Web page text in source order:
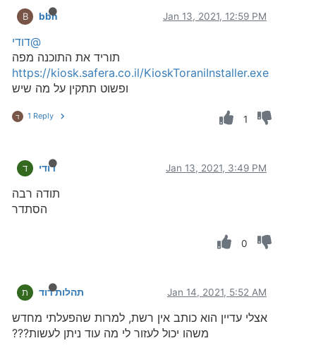
B bbn Jan 13, 2021, 12:59 PM
@דודי
תוריד את התוכנה מפה
https://kiosk.safera.co.il/KioskToraniInstaller.exe
ופשוט תתקין על מה שיש
ד 1 Reply 1
ד דודי Jan 13, 2021, 3:49 PM
תודה רבה
הסתדר
0
ת תהלות דוד Jan 14, 2021, 5:52 AM
אצלי עדיין הוא כותב אין רשת, למרות שהפעלתי מחדש
משהו יכול לעזור לי מה עוד ניתן לעשות???